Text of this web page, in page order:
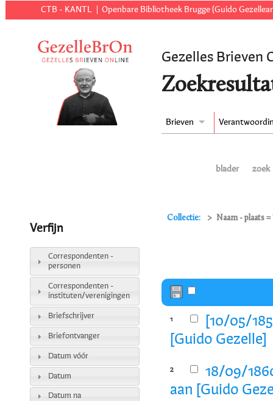
CTB - KANTL Openbare Bibliotheek Brugge (Guido
Gezelles Brieven
Brieven
blader zoek
Collectie: Naam - plaats
1
[10/05/
[Guido Gezelle]
2
18/09/
aan [Guido
Verfijn
Correspondenten -
personen
Correspondenten -
instituten/verenigingen
Briefschrijver
Briefontvanger
Datum vóór
Datum
Datum na